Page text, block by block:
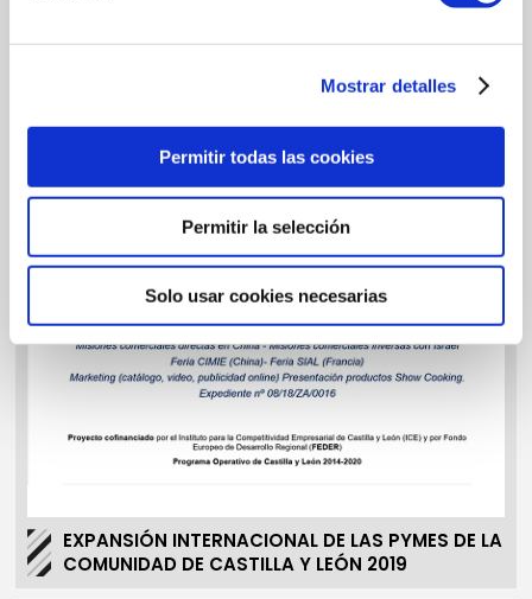
Mostrar detalles
Permitir todas las cookies
Permitir la selección
Solo usar cookies necesarias
RURAL: EUROPA INVIERTE EN LAS ZONAS
EXPANSIÓN INTERNACIONAL DE LAS PYMES DE LA
COMUNIDAD DE CASTILLA Y LEÓN 2019